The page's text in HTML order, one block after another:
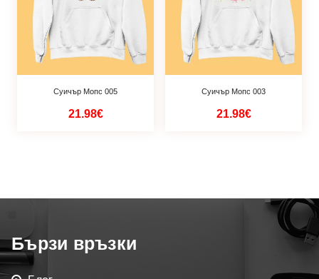
Суичър Мопс 005
21.98€
Суичър Мопс 003
21.98€
Бързи връзки